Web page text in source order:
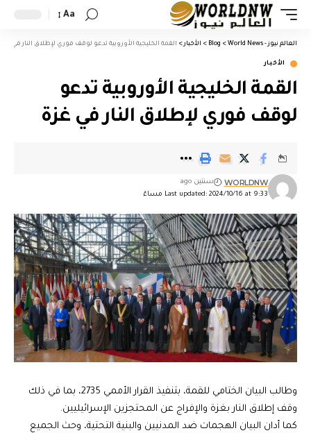
Aa
العالم نيوز - World News >
Blog
> الأخبار > القمة الخليجية الأوروبية تدعو لوقف فوري لإطلاق النار في غزة
الأخبار
القمة الخليجية الأوروبية تدعو
لوقف فوري لإطلاق النار في غزة
Last updated: 2024/10/16 at 9:33 مساءً
WORLDNW سنتين ago
وطالب البيان الختامي للقمة، بتنفيذ القرار الأممي 2735، بما في ذلك
وقف إطلاق النار بغزة والإفراج عن المحتجزين الإسرائيليين.
كما أدان البيان الهجمات ضد المدنيين والبنية التحتية، وحث الجميع